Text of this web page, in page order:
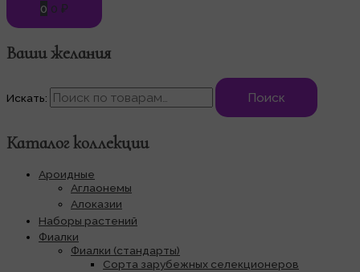
0 0 ₽
Ваши желания
Искать: Поиск
Каталог коллекции
Ароидные
Аглаонемы
Алоказии
Наборы растений
Фиалки
Фиалки (стандарты)
Сорта зарубежных селекционеров